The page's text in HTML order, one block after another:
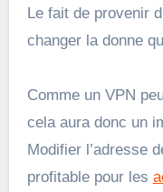
Le fait de provenir
changer la donne
Comme un VPN
cela aura donc un
Modifier l’adresse
profitable pour les